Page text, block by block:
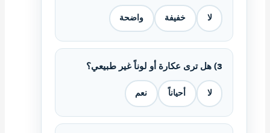
لا خفيفة واضحة
3) هل ترى عكارة أو لوناً غير طبيعي؟
لا أحياناً نعم